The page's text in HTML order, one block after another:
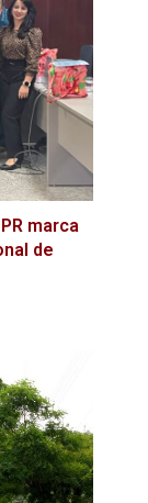
marca
de